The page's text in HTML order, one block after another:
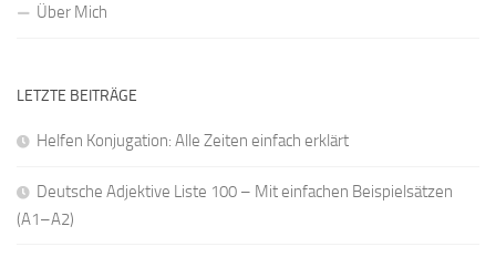
Über Mich
LETZTE BEITRÄGE
Helfen Konjugation: Alle Zeiten einfach erklärt
Deutsche Adjektive Liste 100 – Mit einfachen Beispielsätzen
(A1–A2)